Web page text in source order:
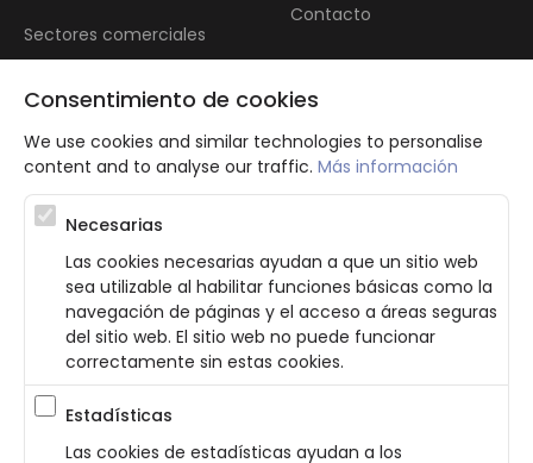
Consentimiento de cookies
We use cookies and similar technologies to personalise
content and to analyse our traffic. Más información
Necesarias
Las cookies necesarias ayudan a que un sitio web
sea utilizable al habilitar funciones básicas como la
navegación de páginas y el acceso a áreas seguras
del sitio web. El sitio web no puede funcionar
correctamente sin estas cookies.
Estadísticas
Las cookies de estadísticas ayudan a los
Sectores comerciales
Contacto
Atbalsta programma augsti kvalificētu darba ņēmēju piesaistei.
Projekta ietvaros plānota informācijas pakalpojuma izstrāde, kas
ļauj pakalpojumu sniedzējiem digitalizēt uzņēmuma procesus.
Projekta rezultātā ir veikta mobilo lietotņu un pašapkalpošanās
portāla izveide. Projekta ieviešanas rezultatā plānota
bezkontakta apkalpošanas risinājumu izveide pakalpojumu
sniedzējiem. Nr. JU-PI-2022/43.